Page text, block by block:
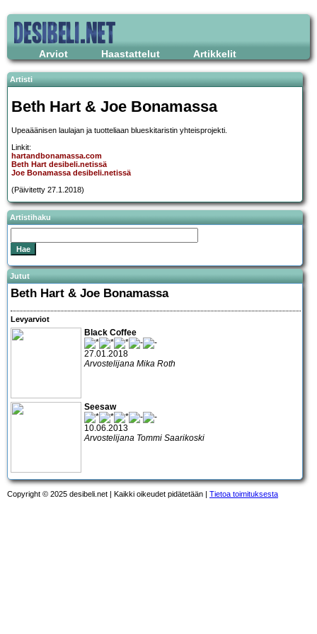
Arviot Haastattelut Artikkelit
Artisti
Beth Hart & Joe Bonamassa
Upeaäänisen laulajan ja tuotteliaan blueskitaristin yhteisprojekti.
Linkit:
hartandbonamassa.com
Beth Hart desibeli.netissä
Joe Bonamassa desibeli.netissä
(Päivitetty 27.1.2018)
Artistihaku
Jutut
Beth Hart & Joe Bonamassa
Levyarviot
Black Coffee
27.01.2018
Arvostelijana Mika Roth
Seesaw
10.06.2013
Arvostelijana Tommi Saarikoski
Copyright © 2025 desibeli.net | Kaikki oikeudet pidätetään | Tietoa toimituksesta